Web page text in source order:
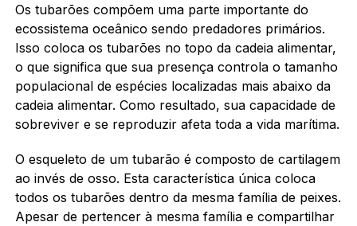
Os tubarões compõem uma parte importante do
ecossistema oceânico sendo predadores primários.
Isso coloca os tubarões no topo da cadeia alimentar,
o que significa que sua presença controla o tamanho
populacional de espécies localizadas mais abaixo da
cadeia alimentar. Como resultado, sua capacidade de
sobreviver e se reproduzir afeta toda a vida marítima.
O esqueleto de um tubarão é composto de cartilagem
ao invés de osso. Esta característica única coloca
todos os tubarões dentro da mesma família de peixes.
Apesar de pertencer à mesma família e compartilhar